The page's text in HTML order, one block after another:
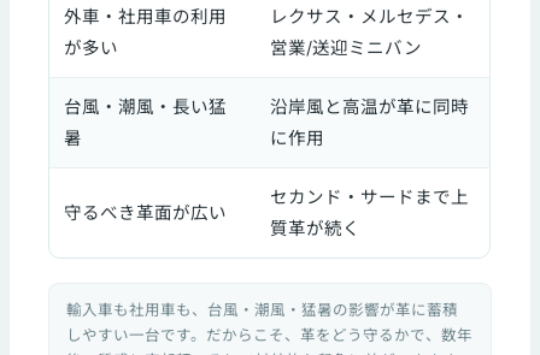
外車・社用車の利用
が多い
レクサス・メルセデス・
営業/送迎ミニバン
台風・潮風・長い猛
暑
沿岸風と高温が革に同時
に作用
守るべき革面が広い
セカンド・サードまで上
質革が続く
輸入車も社用車も、台風・潮風・猛暑の影響が革に蓄積
しやすい一台です。だからこそ、革をどう守るかで、数年